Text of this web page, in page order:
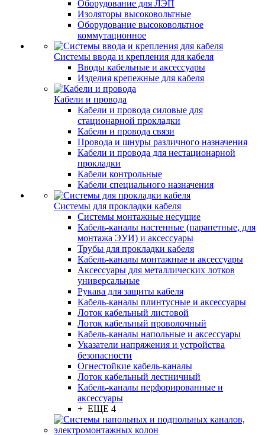
Оборудование для ЛЭП
Изоляторы высоковольтные
Оборудование высоковольтное
коммутационное
Системы ввода и крепления для кабеля
Вводы кабельные и аксессуары
Изделия крепежные для кабеля
Кабели и провода
Кабели и провода силовые для
стационарной прокладки
Кабели и провода связи
Провода и шнуры различного назначения
Кабели и провода для нестационарной
прокладки
Кабели контрольные
Кабели специального назначения
Системы для прокладки кабеля
Системы монтажные несущие
Кабель-каналы настенные (парапетные, для
монтажа ЭУИ) и аксессуары
Трубы для прокладки кабеля
Кабель-каналы монтажные и аксессуары
Аксессуары для металлических лотков
универсальные
Рукава для защиты кабеля
Кабель-каналы плинтусные и аксессуары
Лоток кабельный листовой
Лоток кабельный проволочный
Кабель-каналы напольные и аксессуары
Указатели напряжения и устройства
безопасности
Огнестойкие кабель-каналы
Лоток кабельный лестничный
Кабель-каналы перфорированные и
аксессуары
+ ЕЩЕ 4